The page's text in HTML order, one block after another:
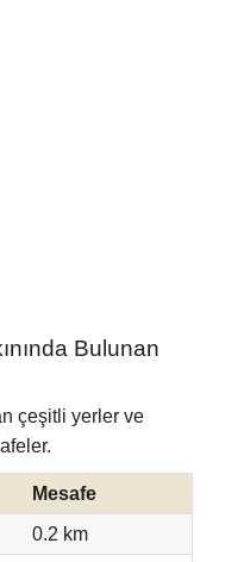
Bulunan
çeşitli yerler ve
Mesafe
0.2 km